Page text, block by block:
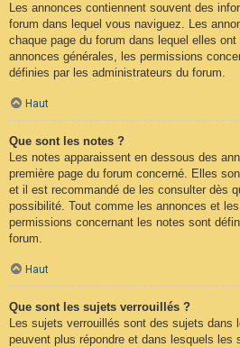
Les annonces contiennent souvent des
forum dans lequel vous naviguez. Les
chaque page du forum dans lequel elles
annonces générales, les permissions
définies par les administrateurs du forum.
Haut
Que sont les notes ?
Les notes apparaissent en dessous des
première page du forum concerné. Elles
et il est recommandé de les consulter dès
possibilité. Tout comme les annonces et
permissions concernant les notes sont
forum.
Haut
Que sont les sujets verrouillés ?
Les sujets verrouillés sont des sujets
peuvent plus répondre et dans lesquels les